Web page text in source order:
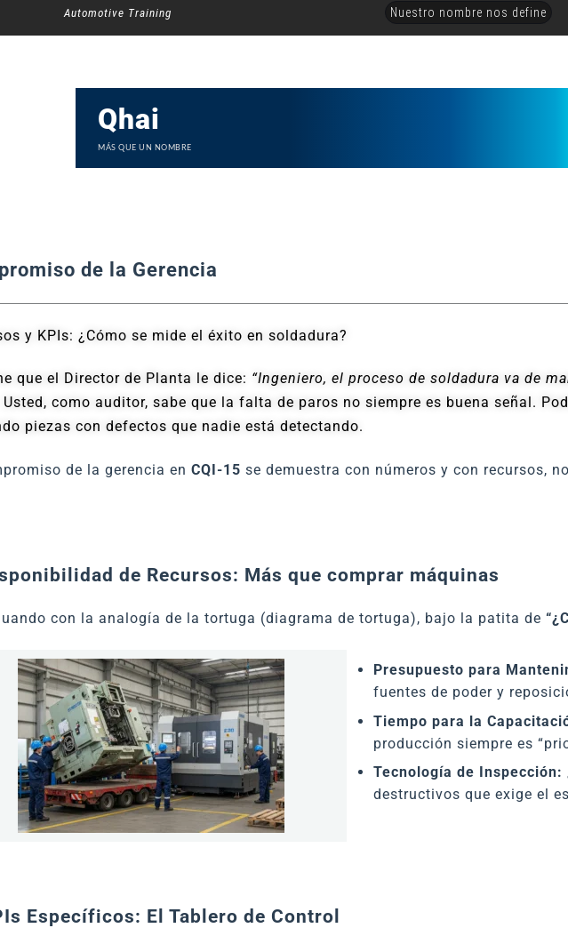
al
Automotive Training Nuestro nombre nos define
Qhai
MÁS QUE UN NOMBRE
de la Gerencia
y KPIs: ¿Cómo se mide el éxito en soldadura?
que el Director de Planta le dice: “Ingeniero, el proceso de soldadura va de
Usted, como auditor, sabe que la falta de paros no siempre es buena señal.
piezas con defectos que nadie está detectando.
de la gerencia en CQI-15 se demuestra con números y con recursos,
de Recursos: Más que comprar máquinas
con la analogía de la tortuga (diagrama de tortuga), bajo la patita de
Presupuesto para
fuentes de poder y
Tiempo para la
producción siempre es
Tecnología de Inspección:
destructivos que exige el
Específicos: El Tablero de Control